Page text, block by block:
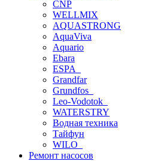
CNP
WELLMIX
AQUASTRONG
AquaViva
Aquario
Ebara
ESPA_
Grandfar
Grundfos_
Leo-Vodotok_
WATERSTRY
Водная техника
Тайфун
WILO_
Ремонт насосов